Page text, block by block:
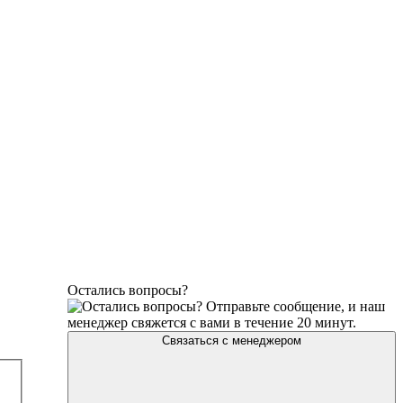
Остались вопросы?
Отправьте сообщение, и наш
менеджер свяжется с вами в течение 20 минут.
Связаться с менеджером